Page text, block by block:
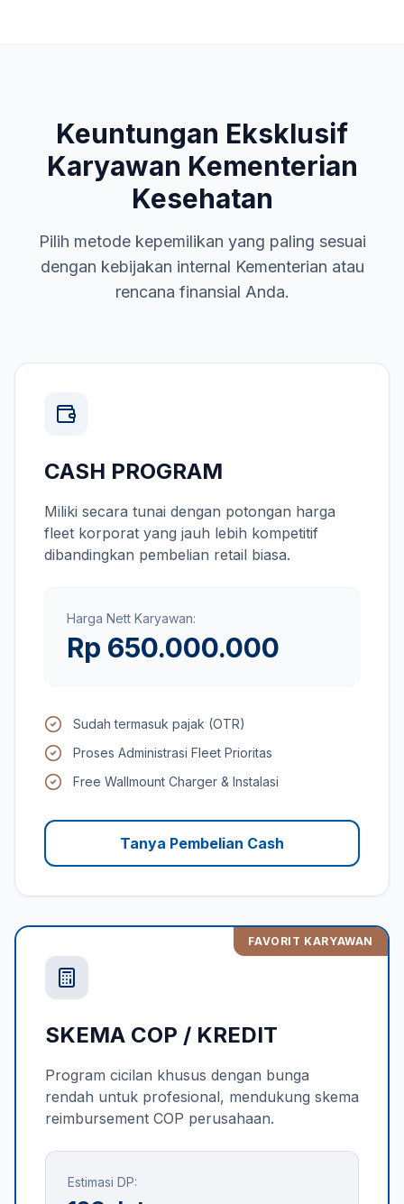
Keuntungan Eksklusif
Karyawan Kementerian
Kesehatan
Pilih metode kepemilikan yang paling sesuai
dengan kebijakan internal Kementerian atau
rencana finansial Anda.
CASH PROGRAM
Miliki secara tunai dengan potongan harga
fleet korporat yang jauh lebih kompetitif
dibandingkan pembelian retail biasa.
Harga Nett Karyawan:
Rp 650.000.000
Sudah termasuk pajak (OTR)
Proses Administrasi Fleet Prioritas
Free Wallmount Charger & Instalasi
Tanya Pembelian Cash
FAVORIT KARYAWAN
SKEMA COP / KREDIT
Program cicilan khusus dengan bunga
rendah untuk profesional, mendukung skema
reimbursement COP perusahaan.
Estimasi DP: